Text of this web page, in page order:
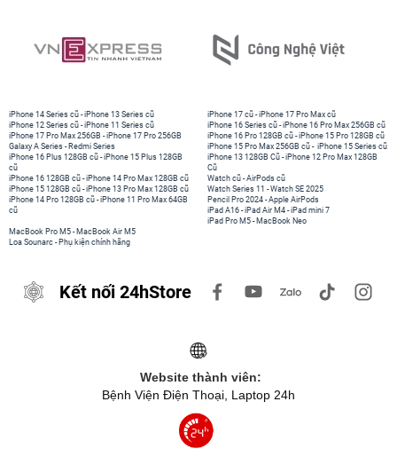
iPhone 14 Series cũ -iPhone 13 Series cũ
iPhone 12 Series cũ -iPhone 11 Series cũ
iPhone 17 Pro Max 256GB -iPhone 17 Pro 256GB
Galaxy A Series - Redmi Series
iPhone 17 cũ -iPhone 17 Pro Max cũ
iPhone 16 Series cũ - iPhone 16 Pro Max 256GB cũ
iPhone 16 Pro 128GB cũ -iPhone 15 Pro 128GB cũ
iPhone 15 Pro Max 256GB cũ - iPhone 15 Series cũ
iPhone 16 Plus 128GB cũ -iPhone 15 Plus 128GB
cũ
iPhone 16 128GB cũ -iPhone 14 Pro Max 128GB cũ
iPhone 15 128GB cũ -iPhone 13 Pro Max 128GB cũ
iPhone 14 Pro 128GB cũ -iPhone 11 Pro Max 64GB
cũ
iPhone 13 128GB Cũ -iPhone 12 Pro Max 128GB
Cũ
Watch cũ -AirPods cũ
Watch Series 11 -Watch SE 2025
Pencil Pro 2024 -Apple AirPods
iPad A16 -iPad Air M4 -iPad mini 7
iPad Pro M5 - MacBook Neo
MacBook Pro M5 - MacBook Air M5
Loa Sounarc - Phụ kiện chính hãng
Kết nối 24hStore
Website thành viên:
Bệnh Viện Điện Thoại, Laptop 24h